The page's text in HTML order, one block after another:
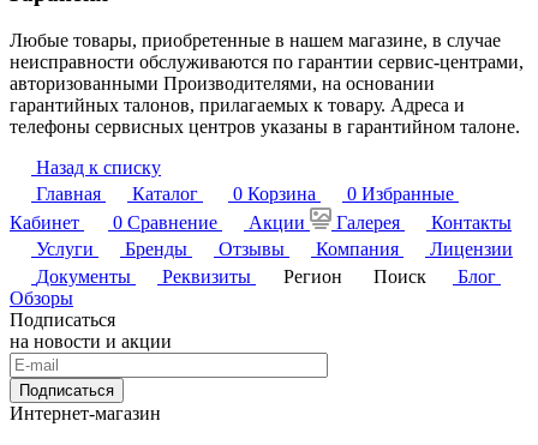
Любые товары, приобретенные в нашем магазине, в случае
неисправности обслуживаются по гарантии сервис-центрами,
авторизованными Производителями, на основании
гарантийных талонов, прилагаемых к товару. Адреса и
телефоны сервисных центров указаны в гарантийном талоне.
Назад к списку
Главная
Каталог 0 Корзина 0 Избранные
Кабинет
0 Сравнение Акции Галерея
Контакты
Услуги
Бренды Отзывы Компания
Лицензии
Документы
Реквизиты Регион Поиск
Блог
Обзоры
Подписаться
на новости и акции
Подписаться
Интернет-магазин